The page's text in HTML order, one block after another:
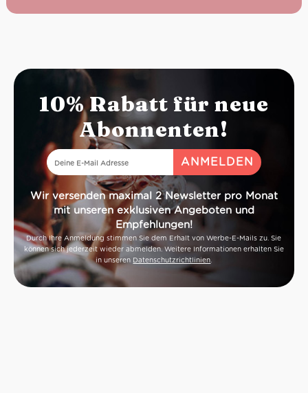
10% Rabatt für neue
Abonnenten!
Wir versenden maximal 2 Newsletter pro Monat
mit unseren exklusiven Angeboten und
Empfehlungen!
Durch Ihre Anmeldung stimmen Sie dem Erhalt von Werbe-E-Mails zu. Sie
können sich jederzeit wieder abmelden. Weitere Informationen erhalten Sie
in unseren Datenschutzrichtlinien